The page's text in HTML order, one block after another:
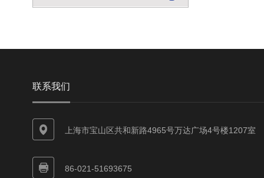
联系我们
上海市宝山区共和新路4965号万达广场4号楼1207室
86-021-51693675